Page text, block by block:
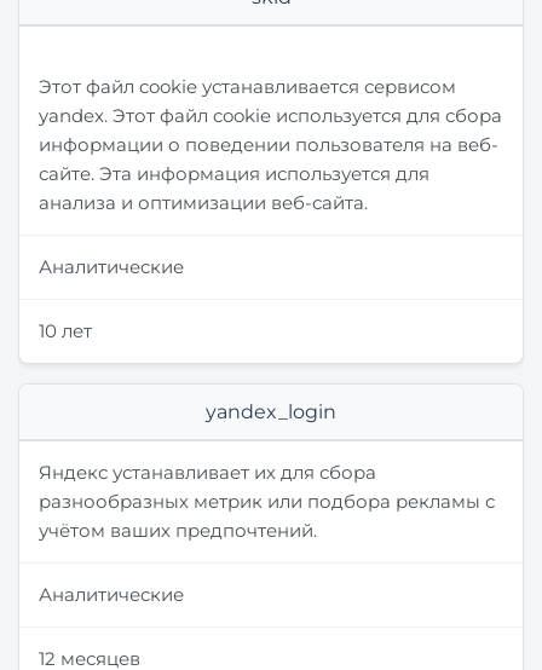
Этот файл cookie устанавливается сервисом
yandex. Этот файл cookie используется для сбора
информации о поведении пользователя на веб-
сайте. Эта информация используется для
анализа и оптимизации веб-сайта.
Аналитические
10 лет
yandex_login
Яндекс устанавливает их для сбора
разнообразных метрик или подбора рекламы с
учётом ваших предпочтений.
Аналитические
12 месяцев